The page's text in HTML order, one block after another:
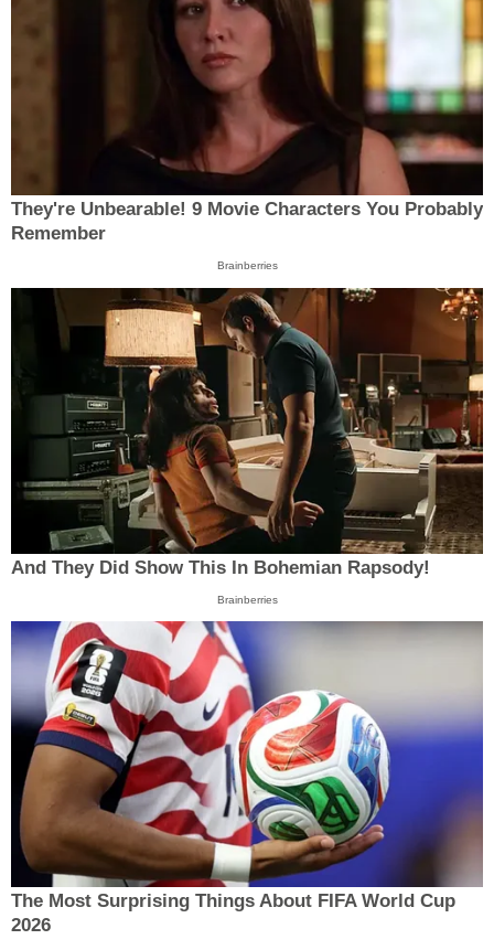
They're Unbearable! 9 Movie Characters You Probably
Remember
Brainberries
And They Did Show This In Bohemian Rapsody!
Brainberries
The Most Surprising Things About FIFA World Cup
2026